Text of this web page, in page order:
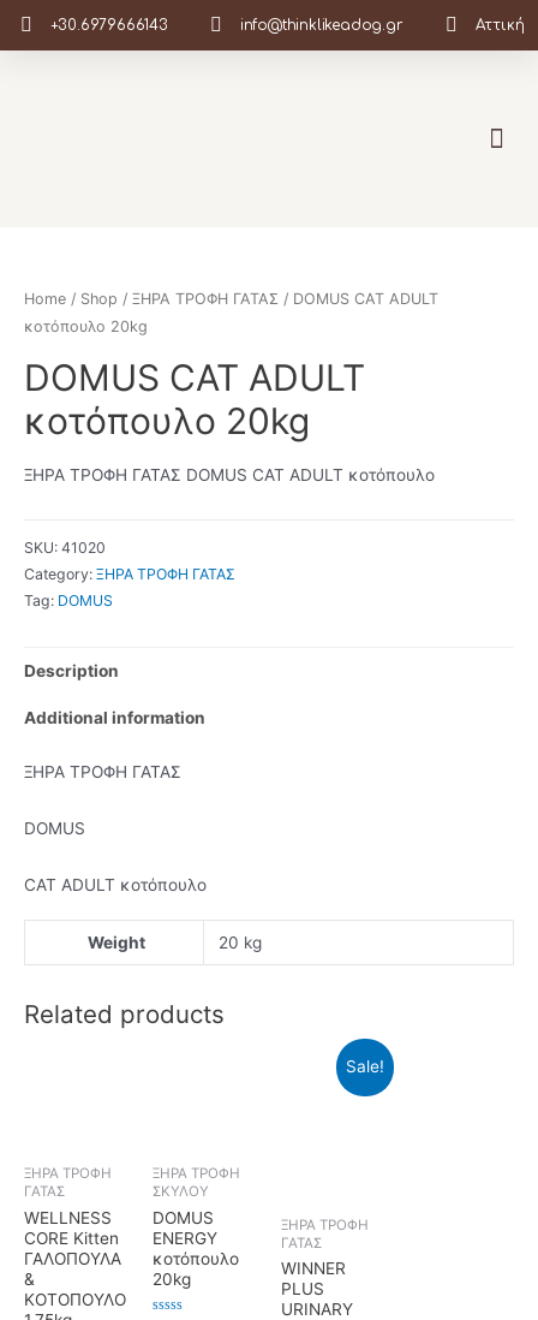
+30.6979666143 info@thinklikeadog.gr Αττική
Home / Shop / ΞΗΡΑ ΤΡΟΦΗ ΓΑΤΑΣ / DOMUS CAT ADULT
κοτόπουλο 20kg
DOMUS CAT ADULT
κοτόπουλο 20kg
ΞΗΡΑ ΤΡΟΦΗ ΓΑΤΑΣ DOMUS CAT ADULT κοτόπουλο
SKU: 41020
Category: ΞΗΡΑ ΤΡΟΦΗ ΓΑΤΑΣ
Tag: DOMUS
Description
Additional information
ΞΗΡΑ ΤΡΟΦΗ ΓΑΤΑΣ
DOMUS
CAT ADULT κοτόπουλο
Weight 20 kg
Related products
ΞΗΡΑ ΤΡΟΦΗ
ΓΑΤΑΣ
WELLNESS
CORE Kitten
ΓΑΛΟΠΟΥΛΑ
&
ΚΟΤΟΠΟΥΛΟ
ΞΗΡΑ ΤΡΟΦΗ
ΣΚΥΛΟΥ
DOMUS
ENERGY
κοτόπουλο
20kg
Sale!
ΞΗΡΑ ΤΡΟΦΗ
ΓΑΤΑΣ
WINNER
PLUS
URINARY